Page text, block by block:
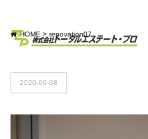
HOME > renovation07
2020-06-08